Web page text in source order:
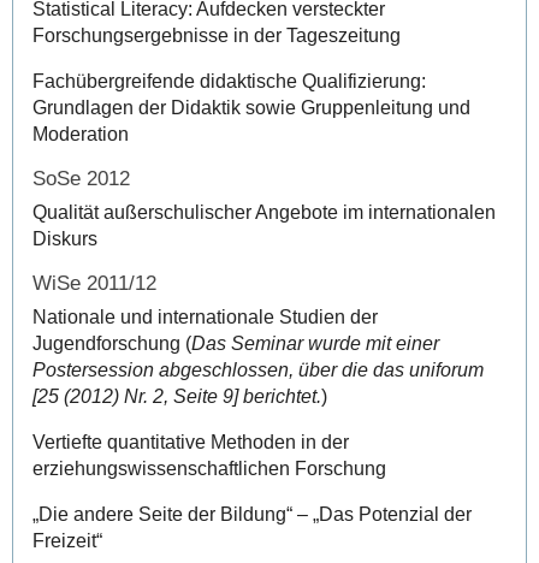
Statistical Literacy: Aufdecken versteckter
Forschungsergebnisse in der Tageszeitung
Fachübergreifende didaktische Qualifizierung:
Grundlagen der Didaktik sowie Gruppenleitung und
Moderation
SoSe 2012
Qualität außerschulischer Angebote im internationalen
Diskurs
WiSe 2011/12
Nationale und internationale Studien der
Jugendforschung (Das Seminar wurde mit einer
Postersession abgeschlossen, über die das uniforum
[25 (2012) Nr. 2, Seite 9] berichtet.)
Vertiefte quantitative Methoden in der
erziehungswissenschaftlichen Forschung
„Die andere Seite der Bildung“ – „Das Potenzial der
Freizeit“